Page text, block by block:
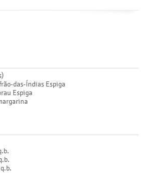
das-Índias Espiga
Espiga